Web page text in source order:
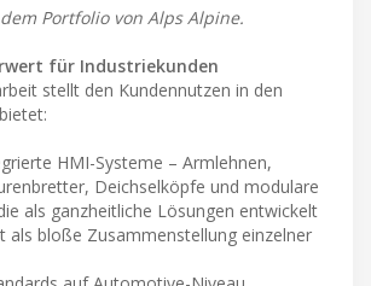
Portfolio von Alps Alpine.
für Industriekunden
stellt den Kundennutzen in den
HMI-Systeme – Armlehnen,
Deichselköpfe und modulare
als ganzheitliche Lösungen entwickelt
als bloße Zusammenstellung einzelner